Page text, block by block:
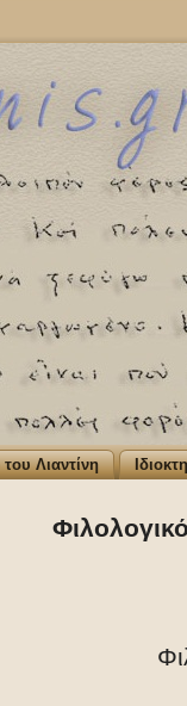
Λιαντίνη